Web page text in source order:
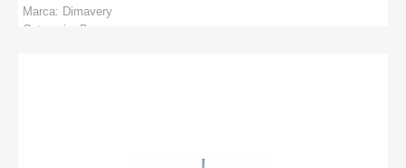
Marca: Dimavery
Categorie: Bass